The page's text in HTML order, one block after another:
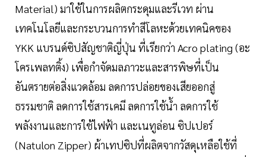
Material) มาใช้ในการผลิตกระดุมและรีเวท ผ่าน
เทคโนโลยีและกระบวนการทำสีโลหะด้วยเทคนิคของ
YKK แบรนด์ซิปสัญชาติญี่ปุ่น ที่เรียกว่า Acro plating (อะ
โครเพลทติ้ง) เพื่อกำจัดมลภาวะและสารพิษที่เป็น
อันตรายต่อสิ่งแวดล้อม ลดการปล่อยของเสียออกสู่
ธรรมชาติ ลดการใช้สารเคมี ลดการใช้น้ำ ลดการใช้
พลังงานและการใช้ไฟฟ้า และเนทูล่อน ซิปเปอร์
(Natulon Zipper) ผ้าเทปซิปที่ผลิตจากวัสดุเหลือใช้ที่